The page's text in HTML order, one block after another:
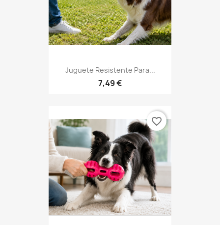
Juguete Resistente Para...
7,49 €
favorite_border